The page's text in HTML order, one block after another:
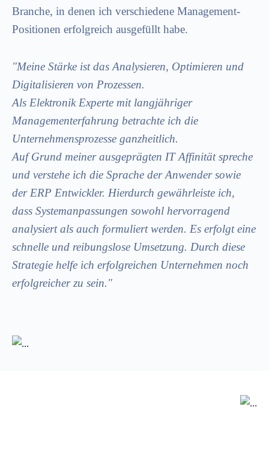
Branche, in denen ich verschiedene Management-
Positionen erfolgreich ausgefüllt habe.
"Meine Stärke ist das Analysieren, Optimieren und
Digitalisieren von Prozessen.
Als Elektronik Experte mit langjähriger
Managementerfahrung betrachte ich die
Unternehmensprozesse ganzheitlich.
Auf Grund meiner ausgeprägten IT Affinität spreche
und verstehe ich die Sprache der Anwender sowie
der ERP Entwickler. Hierdurch gewährleiste ich,
dass Systemanpassungen sowohl hervorragend
analysiert als auch formuliert werden. Es erfolgt eine
schnelle und reibungslose Umsetzung. Durch diese
Strategie helfe ich erfolgreichen Unternehmen noch
erfolgreicher zu sein."